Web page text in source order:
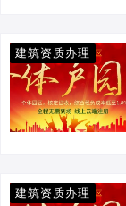
建筑资质办理
建筑资质办理